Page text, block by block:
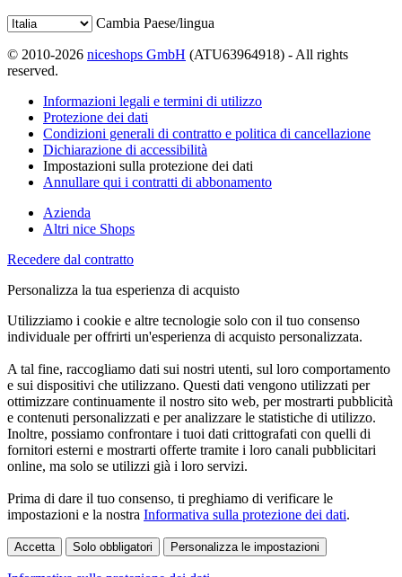
Cambia Paese/lingua
© 2010-2026 niceshops GmbH (ATU63964918) - All rights
reserved.
Informazioni legali e termini di utilizzo
Protezione dei dati
Condizioni generali di contratto e politica di cancellazione
Dichiarazione di accessibilità
Impostazioni sulla protezione dei dati
Annullare qui i contratti di abbonamento
Azienda
Altri nice Shops
Recedere dal contratto
Personalizza la tua esperienza di acquisto
Utilizziamo i cookie e altre tecnologie solo con il tuo consenso
individuale per offrirti un'esperienza di acquisto personalizzata.
A tal fine, raccogliamo dati sui nostri utenti, sul loro comportamento
e sui dispositivi che utilizzano. Questi dati vengono utilizzati per
ottimizzare continuamente il nostro sito web, per mostrarti pubblicità
e contenuti personalizzati e per analizzare le statistiche di utilizzo.
Inoltre, possiamo confrontare i tuoi dati crittografati con quelli di
fornitori esterni e mostrarti offerte tramite i loro canali pubblicitari
online, ma solo se utilizzi già i loro servizi.
Prima di dare il tuo consenso, ti preghiamo di verificare le
impostazioni e la nostra Informativa sulla protezione dei dati.
Accetta Solo obbligatori Personalizza le impostazioni